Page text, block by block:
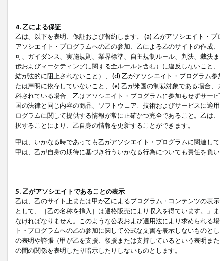
4. 乙による保証
乙は、以下を表明、保証および誓約します。 (a) 乙がアソシエイト・
アソシエイト・プログラムへの乙の参加、乙による乙のサイトの作成
可、ガイダンス、実施規則、業界標準、自主規制ルール、判決、裁決
伝およびマーケティングに関する全ルールを含む）に違反しないこと
結が法的に阻止されないこと）、 (d) 乙がアソシエイト・プログラム
たは声明に依存していないこと、 (e) 乙が米国の制裁対象である場合
科されている場合、乙はアソシエイト・プログラムに参加もせずサー
国の法律と同じ内容の商品、ソフトウェア、技術およびサービスに適
ログラムに関して提供する情報が常に正確かつ完全であること。乙は
択することにより、乙自身の情報を更新することができます。
甲は、いかなる時であっても乙がアソシエイト・プログラムに関連し
甲は、乙が自身の期待に基づき行ういかなる行為についても責任を負
5. 乙がアソシエイトであることの表示
乙は、乙のサイト上または甲が乙によるプログラム・コンテンツの表
として、［乙の名称を挿入］は適格販売により収入を得ています。」
なければなりません。このような公表および適用法により求められる
ト・プログラムへの乙の参加に関して公式な文書を表示しないもの
の表明や誇張（甲が乙を支援、後援または支持しているという表明ま
の間の関係を表明したり暗示したりしないものとします。